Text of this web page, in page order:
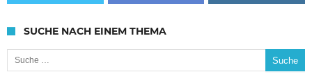
SUCHE NACH EINEM THEMA
Suche nach: